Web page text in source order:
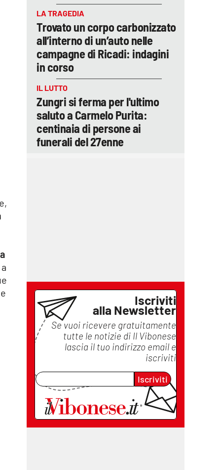
LA TRAGEDIA
Trovato un corpo carbonizzato
all’interno di un’auto nelle
campagne di Ricadi: indagini
in corso
IL LUTTO
Zungri si ferma per l'ultimo
saluto a Carmelo Purita:
centinaia di persone ai
funerali del 27enne
Iscriviti
alla Newsletter
Se vuoi ricevere gratuitamente
tutte le notizie di Il Vibonese
lascia il tuo indirizzo email e
iscriviti
Iscriviti